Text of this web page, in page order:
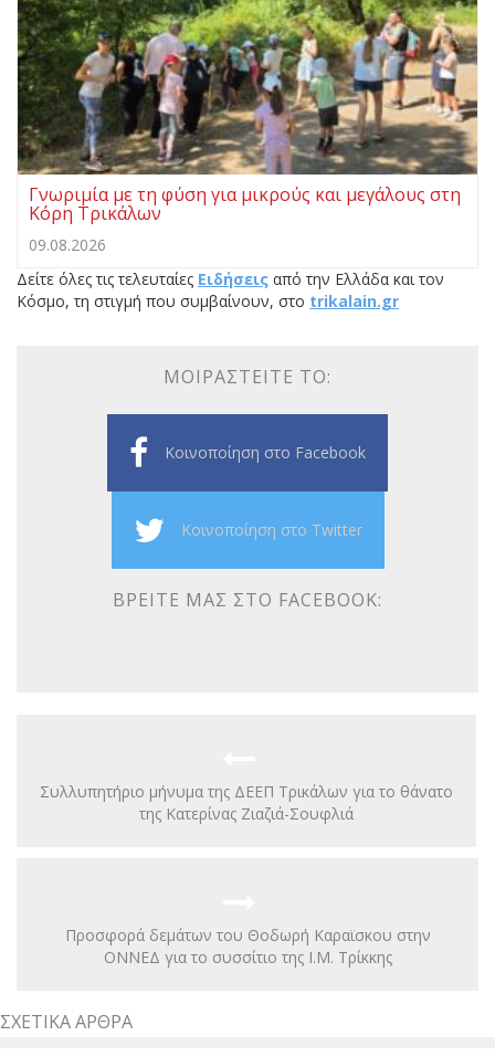
Γνωριμία με τη φύση για μικρούς και μεγάλους στη
Κόρη Τρικάλων
09.08.2026
Δείτε όλες τις τελευταίες Ειδήσεις από την Ελλάδα και τον
Κόσμο, τη στιγμή που συμβαίνουν, στο trikalain.gr
ΜΟΙΡΑΣΤΕΊΤΕ ΤΟ:
Κοινοποίηση στο Facebook
Κοινοποίηση στο Twitter
ΒΡΕΊΤΕ ΜΑΣ ΣΤΟ FACEBOOK:
Συλλυπητήριο μήνυμα της ΔΕΕΠ Τρικάλων για το θάνατο
της Κατερίνας Ζιαζιά-Σουφλιά
Προσφορά δεμάτων του Θοδωρή Καραϊσκου στην
ΟΝΝΕΔ για το συσσίτιο της Ι.Μ. Τρίκκης
ΣΧΕΤΙΚΆ ΆΡΘΡΑ